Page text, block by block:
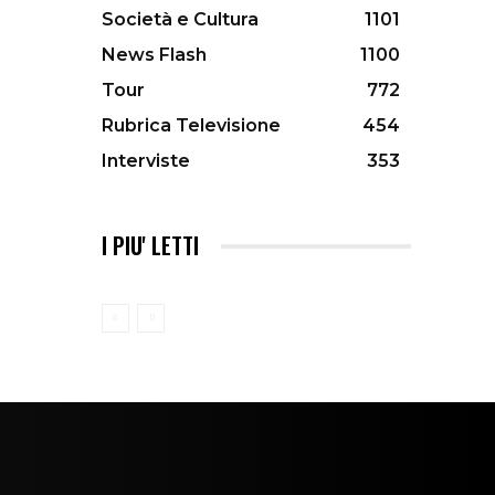
Società e Cultura
1101
News Flash
1100
Tour
772
Rubrica Televisione
454
Interviste
353
I PIU' LETTI